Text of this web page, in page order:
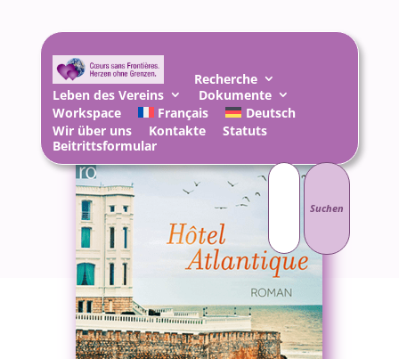
Recherche
Leben des Vereins
Dokumente
Workspace
Français
Deutsch
Wir über uns
Kontakte
Statuts
Beitrittsformular
Suchen
nach: